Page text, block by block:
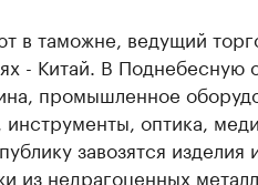
в таможне, ведущий
- Китай. В Поднебесную
промышленное
инструменты, оптика,
завозятся изделия
из недрагоценных